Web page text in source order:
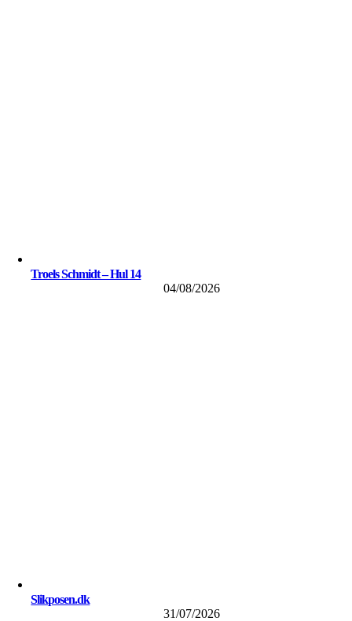
Troels Schmidt – Hul 14
04/08/2026
Slikposen.dk
31/07/2026